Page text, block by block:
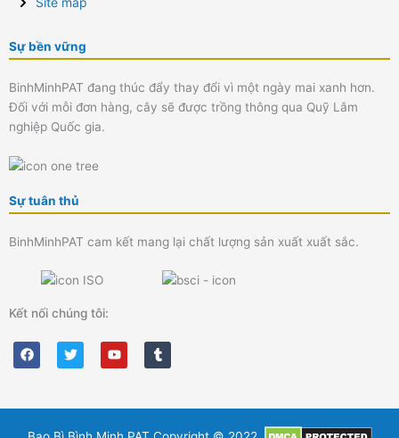
Sự bền vững
BinhMinhPAT đang thúc đẩy thay đổi vì một ngày mai xanh hơn.
Đối với mỗi đơn hàng, cây sẽ được trồng thông qua Quỹ Lâm
nghiệp Quốc gia.
Sự tuân thủ
BinhMinhPAT cam kết mang lại chất lượng sản xuất xuất sắc.
Kết nối chúng tôi:
F
a
c
o
T
w
i
e
Y
o
u
b
T
u
m
r